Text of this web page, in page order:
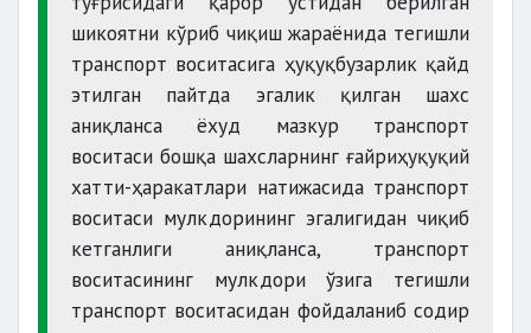
шикоятни кўриб чиқиш жараёнида тегишли
транспорт воситасига ҳуқуқбузарлик қайд
этилган пайтда эгалик қилган шахс
аниқланса ёхуд мазкур транспорт
воситаси бошқа шахсларнинг ғайриҳуқуқий
хатти-ҳаракатлари натижасида транспорт
воситаси мулкдорининг эгалигидан чиқиб
кетганлиги аниқланса, транспорт
воситасининг мулкдори ўзига тегишли
транспорт воситасидан фойдаланиб содир